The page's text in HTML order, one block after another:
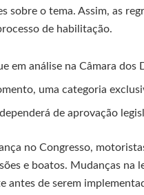
sobre o tema. Assim, as
de habilitação.
em análise na Câmara dos
uma categoria
de aprovação
no Congresso,
e boatos. Mudanças na
antes de serem